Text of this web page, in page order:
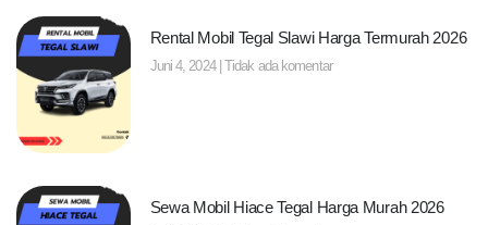
Rental Mobil Tegal Slawi Harga Termurah 2026
Juni 4, 2024 Tidak ada komentar
Sewa Mobil Hiace Tegal Harga Murah 2026